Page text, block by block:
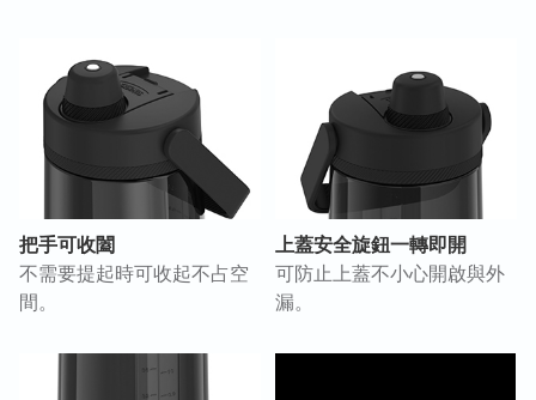
把手可收闔
不需要提起時可收起不占空
間。
上蓋安全旋鈕一轉即開
可防止上蓋不小心開啟與外
漏。